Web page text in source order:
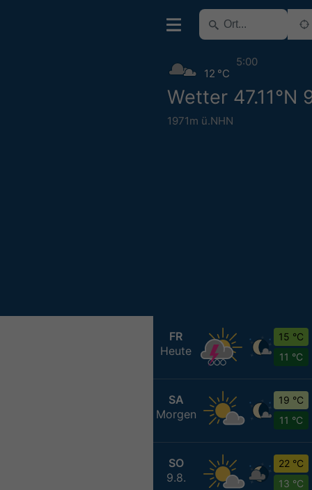
Wetter 47.11°N
1971m ü.NHN
12 °C
5:00
FR
Heute
15 °C
11 °C
SA
Morgen
19 °C
11 °C
SO
9.8.
22 °C
13 °C